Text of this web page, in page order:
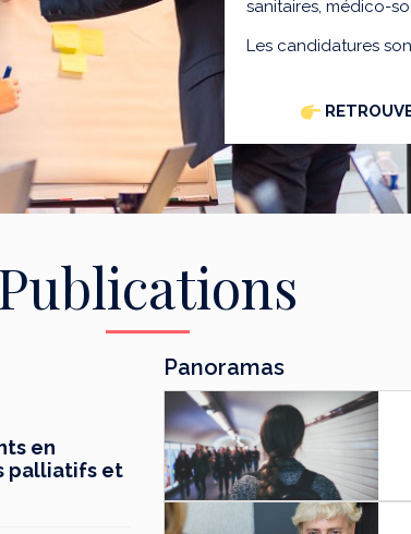
sanitaires, médico-
Les candidatures
Publications
en
palliatifs et
Panoramas